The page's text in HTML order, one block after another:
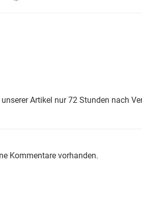
Artikel nur 72 Stunden nach
Kommentare vorhanden.